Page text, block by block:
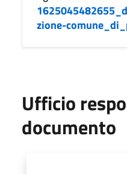
zione-
Ufficio
documento